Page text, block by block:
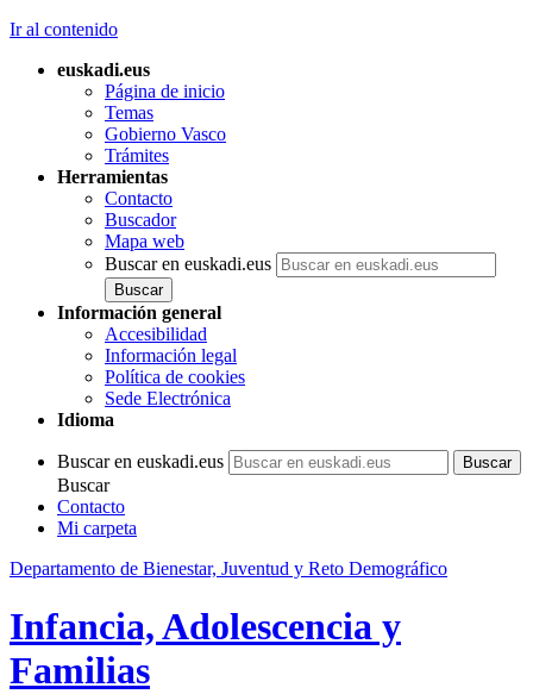
Ir al contenido
euskadi.eus
Página de inicio
Temas
Gobierno Vasco
Trámites
Herramientas
Contacto
Buscador
Mapa web
Buscar en euskadi.eus
Información general
Accesibilidad
Información legal
Política de cookies
Sede Electrónica
Idioma
Buscar en euskadi.eus
Buscar
Contacto
Mi carpeta
Departamento de Bienestar, Juventud y Reto Demográfico
Infancia, Adolescencia y
Familias